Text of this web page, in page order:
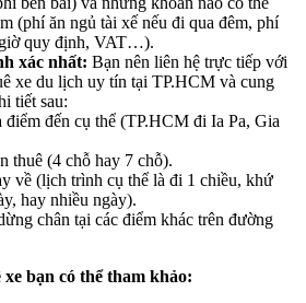
(phí ăn ngủ tài xế nếu đi qua đêm, phí
quy định, VAT…).
xác nhất: Bạn nên liên hệ trực tiếp với
xe du lịch uy tín tại TP.HCM và cung
tiết sau:
đến cụ thể (TP.HCM đi Ia Pa, Gia
thuê (4 chỗ hay 7 chỗ).
về (lịch trình cụ thể là đi 1 chiều, khứ
hay nhiều ngày).
chân tại các điểm khác trên đường
bạn có thể tham khảo: